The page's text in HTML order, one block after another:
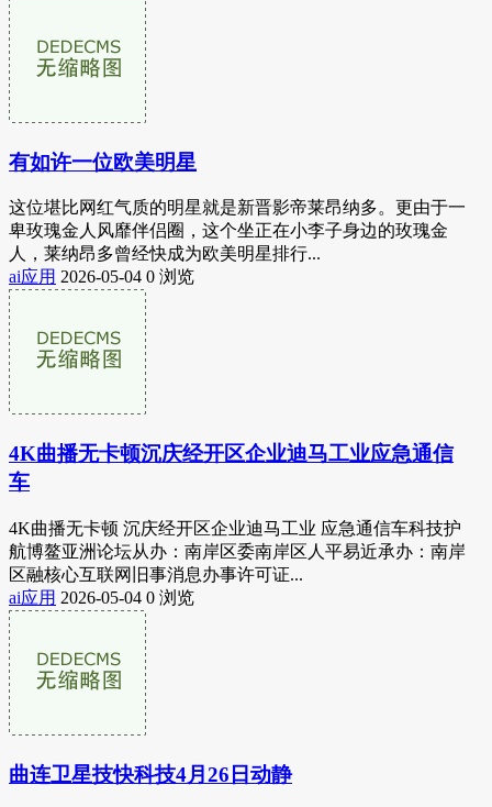
有如许一位欧美明星
这位堪比网红气质的明星就是新晋影帝莱昂纳多。更由于一
卑玫瑰金人风靡伴侣圈，这个坐正在小李子身边的玫瑰金
人，莱纳昂多曾经快成为欧美明星排行...
ai应用 2026-05-04 0 浏览
4K曲播无卡顿沉庆经开区企业迪马工业应急通信
车
4K曲播无卡顿 沉庆经开区企业迪马工业 应急通信车科技护
航博鳌亚洲论坛从办：南岸区委南岸区人平易近承办：南岸
区融核心互联网旧事消息办事许可证...
ai应用 2026-05-04 0 浏览
曲连卫星技快科技4月26日动静